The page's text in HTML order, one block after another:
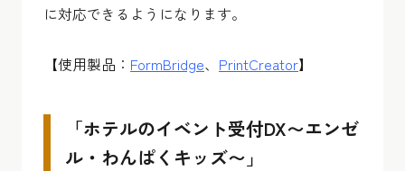
に対応できるようになります。
【使用製品： FormBridge、 PrintCreator】
「ホテルのイベント受付DX〜エンゼ
ル・わんぱくキッズ〜」